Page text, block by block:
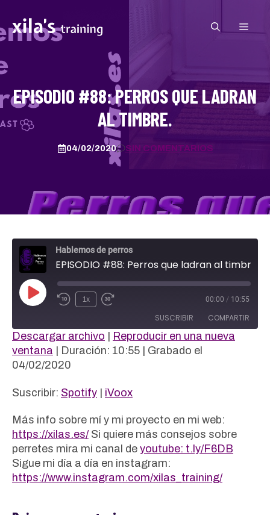
contenido
EPISODIO #88: PERROS QUE LADRAN
AL TIMBRE.
04/02/2020 SIN COMENTARIOS
Hablemos de perros
EPISODIO #88: Perros que ladran al timbre.
Reproducir1x 00:00 / 10:55
SUSCRIBIR COMPARTIR
Spotify iVoox
COMPAR
TIR
INCRUST
Descargar archivo
Reproducir en una nueva
ventana
Duración: 10:55
Grabado el
04/02/2020
Suscribir: Spotify | iVoox
Más info sobre mí y mi proyecto en mi web:
https://xilas.es/Si quiere más consejos sobre
perretes mira mi canal de youtube: t.ly/F6DB
Sigue mi día a día en instagram:
https://www.instagram.com/xilas_training/